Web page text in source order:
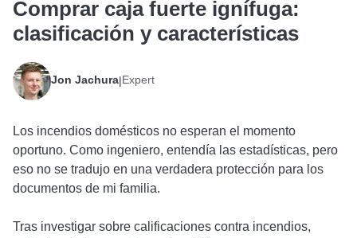
Comprar caja fuerte ignífuga:
clasificación y características
Jon Jachura|Expert
Los incendios domésticos no esperan el momento
oportuno. Como ingeniero, entendía las estadísticas, pero
eso no se tradujo en una verdadera protección para los
documentos de mi familia.
Tras investigar sobre calificaciones contra incendios,